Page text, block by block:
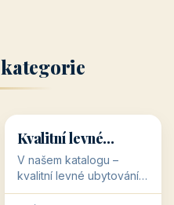
💰
💰
34 objektů
Kvalitní levné
ubytování
V našem katalogu –
kvalitní levné ubytování –
jsou pro Vás připraveny